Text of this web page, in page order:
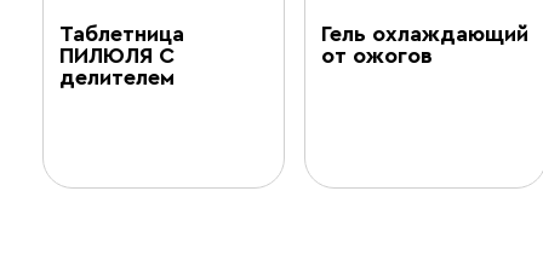
Таблетница
ПИЛЮЛЯ С
делителем
Гель охлаждающий
от ожогов